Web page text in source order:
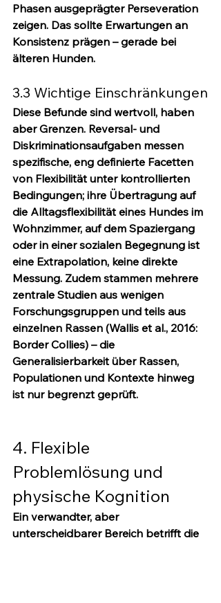
Phasen ausgeprägter Perseveration
zeigen. Das sollte Erwartungen an
Konsistenz prägen – gerade bei
älteren Hunden.
3.3 Wichtige Einschränkungen
Diese Befunde sind wertvoll, haben
aber Grenzen. Reversal- und
Diskriminationsaufgaben messen
spezifische, eng definierte Facetten
von Flexibilität unter kontrollierten
Bedingungen; ihre Übertragung auf
die Alltagsflexibilität eines Hundes im
Wohnzimmer, auf dem Spaziergang
oder in einer sozialen Begegnung ist
eine Extrapolation, keine direkte
Messung. Zudem stammen mehrere
zentrale Studien aus wenigen
Forschungsgruppen und teils aus
einzelnen Rassen (Wallis et al., 2016:
Border Collies) – die
Generalisierbarkeit über Rassen,
Populationen und Kontexte hinweg
ist nur begrenzt geprüft.
4. Flexible
Problemlösung und
physische Kognition
Ein verwandter, aber
unterscheidbarer Bereich betrifft die